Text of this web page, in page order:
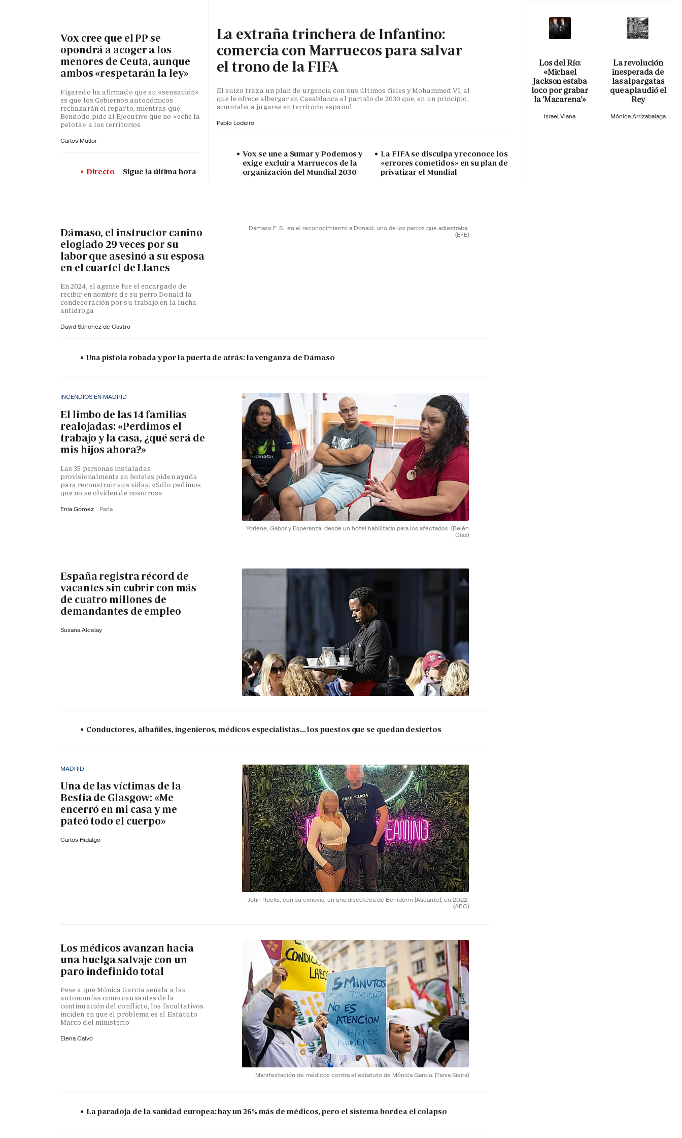
Vox cree que el PP se
opondrá a acoger a los
menores de Ceuta, aunque
ambos «respetarán la ley»
Figaredo ha afirmado que su «sensación»
es que los Gobiernos autonómicos
rechazarán el reparto, mientras que
Bendodo pide al Ejecutivo que no «eche la
pelota» a los territorios
Carlos Mullor
Directo Sigue la última hora
La extraña trinchera de Infantino:
comercia con Marruecos para salvar
el trono de la FIFA
El suizo traza un plan de urgencia con sus últimos fieles y Mohammed VI, al
que le ofrece albergar en Casablanca el partido de 2030 que, en un principio,
apuntaba a jugarse en territorio español
Pablo Lodeiro
Vox se une a Sumar y Podemos y
exige excluir a Marruecos de la
organización del Mundial 2030
La FIFA se disculpa y reconoce los
«errores cometidos» en su plan de
privatizar el Mundial
Los del Río:
«Michael
Jackson estaba
loco por grabar
la 'Macarena'»
Israel Viana
La revolución
inesperada de
las alpargatas
que aplaudió el
Rey
Mónica Arrizabalaga
Dámaso F. S., en el reconocimiento a Donald, uno de los perros que adiestraba.
(EFE)
Dámaso, el instructor canino
elogiado 29 veces por su
labor que asesinó a su esposa
en el cuartel de Llanes
En 2024, el agente fue el encargado de
recibir en nombre de su perro Donald la
condecoración por su trabajo en la lucha
antidroga
David Sánchez de Castro
Una pistola robada y por la puerta de atrás: la venganza de Dámaso
Yorlene, Gabor y Esperanza, desde un hotel habilitado para los afectados. (Belén
Díaz)
INCENDIOS EN MADRID
El limbo de las 14 familias
realojadas: «Perdimos el
trabajo y la casa, ¿qué será de
mis hijos ahora?»
Las 35 personas instaladas
provisionalmente en hoteles piden ayuda
para reconstruir sus vidas: «Sólo pedimos
que no se olviden de nosotros»
Enia Gómez Parla
España registra récord de
vacantes sin cubrir con más
de cuatro millones de
demandantes de empleo
Susana Alcelay
Conductores, albañiles, ingenieros, médicos especialistas... los puestos que se quedan desiertos
John Rocks, con su exnovia, en una discoteca de Benidorm (Alicante), en 2022.
(ABC)
MADRID
Una de las víctimas de la
Bestia de Glasgow: «Me
encerró en mi casa y me
pateó todo el cuerpo»
Carlos Hidalgo
Manifestación de médicos contra el estatuto de Mónica García. (Tania Sieira)
Los médicos avanzan hacia
una huelga salvaje con un
paro indefinido total
Pese a que Mónica García señala a las
autonomías como causantes de la
continuación del conflicto, los facultativos
inciden en que el problema es el Estatuto
Marco del ministerio
Elena Calvo
La paradoja de la sanidad europea: hay un 26% más de médicos, pero el sistema bordea el colapso